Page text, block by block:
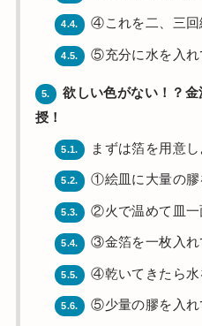
4.4. ④これを二、三回
4.5. ⑤充分に水を入れ
5.
欲しい色がない！？
授！
5.1. まずは箔を用意し
5.2. ①絵皿に大量の膠
5.3. ②火で温めて皿一
5.4. ③金箔を一枚入れ
5.5. ④乾いてきたら水
5.6. ⑤少量の膠を入れ